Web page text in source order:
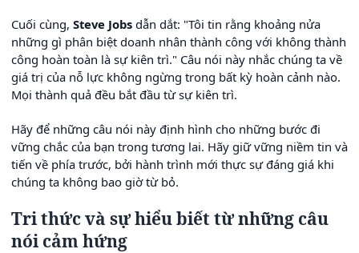
Cuối cùng, Steve Jobs dẫn dắt: "Tôi tin rằng khoảng nửa
những gì phân biệt doanh nhân thành công với không thành
công hoàn toàn là sự kiên trì." Câu nói này nhắc chúng ta về
giá trị của nỗ lực không ngừng trong bất kỳ hoàn cảnh nào.
Mọi thành quả đều bắt đầu từ sự kiên trì.
Hãy để những câu nói này định hình cho những bước đi
vững chắc của bạn trong tương lai. Hãy giữ vững niềm tin và
tiến về phía trước, bởi hành trình mới thực sự đáng giá khi
chúng ta không bao giờ từ bỏ.
Tri thức và sự hiểu biết từ những câu
nói cảm hứng